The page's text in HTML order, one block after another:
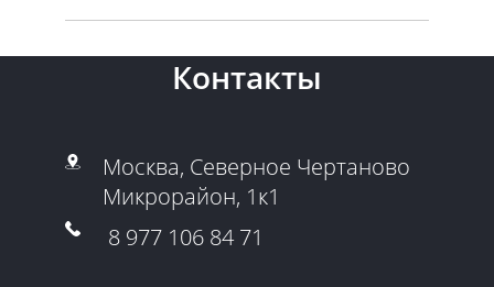
Контакты
Москва, Северное Чертаново
Микрорайон, 1к1
8 977 106 84 71